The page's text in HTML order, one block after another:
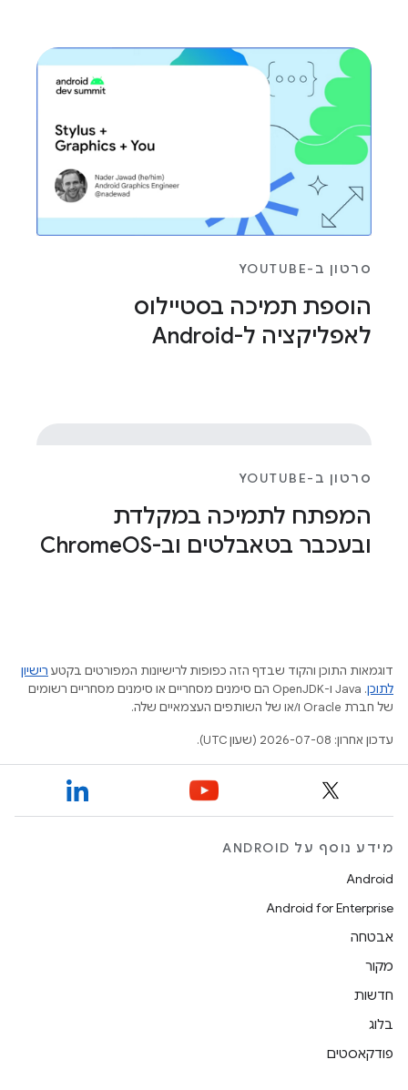
סרטון ב-YOUTUBE
הוספת תמיכה בסטיילוס
לאפליקציה ל-Android
סרטון ב-YOUTUBE
המפתח לתמיכה במקלדת
ובעכבר בטאבלטים וב-ChromeOS
דוגמאות התוכן והקוד שבדף הזה כפופות לרישיונות המפורטים בקטע רישיון
לתוכן
.‏ Java ו-OpenJDK הם סימנים מסחריים או סימנים מסחריים רשומים
של חברת Oracle ו/או של השותפים העצמאיים שלה.
עדכון אחרון: 2026-07-08 (שעון UTC).
מידע נוסף על ANDROID
Android
Android for Enterprise
אבטחה
מקור
חדשות
בלוג
פודקאסטים